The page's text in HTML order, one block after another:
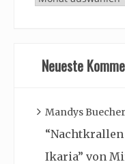
Archiv
Neueste
Mandys
“Nachtkrallen
Ikaria” von